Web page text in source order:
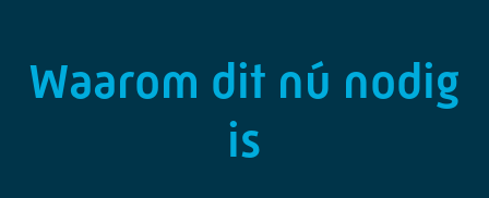
Waarom dit nú nodig
is